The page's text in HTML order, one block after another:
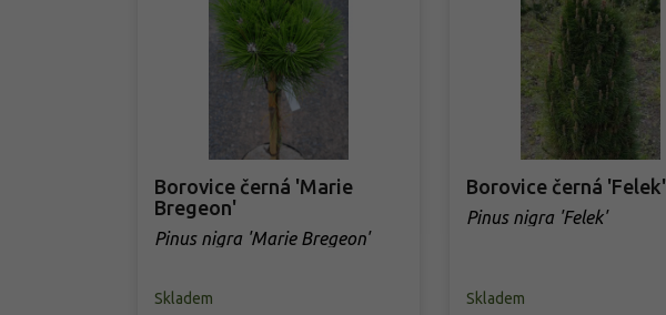
Borovice černá 'Marie
Bregeon'
Pinus nigra 'Marie Bregeon'
Skladem
Borovice černá 'Felek'
Pinus nigra 'Felek'
Skladem